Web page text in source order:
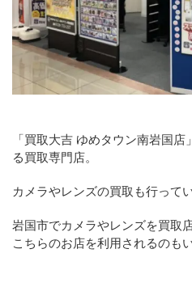
「買取大吉 ゆめタウン南岩国
る買取専門店。
カメラやレンズの買取も行って
岩国市でカメラやレンズを買取
こちらのお店を利用されるのも